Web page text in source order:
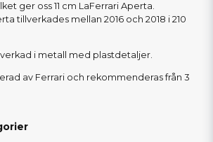
ger oss 11 cm LaFerrari Aperta.
tillverkades mellan 2016 och 2018 i 210
i metall med plastdetaljer.
av Ferrari och rekommenderas från 3